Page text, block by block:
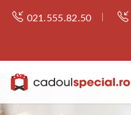
021.555.82.50